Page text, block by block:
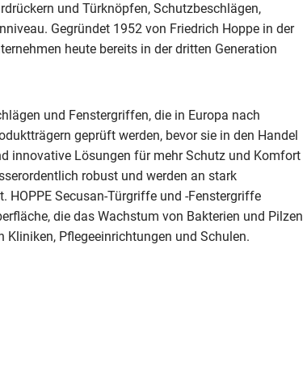
und Türknöpfen, Schutzbeschlägen,
Gegründet 1952 von Friedrich Hoppe in der
heute bereits in der dritten Generation
und Fenstergriffen, die in Europa nach
geprüft werden, bevor sie in den Handel
innovative Lösungen für mehr Schutz und Komfort
robust und werden an stark
HOPPE Secusan-Türgriffe und -Fenstergriffe
die das Wachstum von Bakterien und Pilzen
Pflegeeinrichtungen und Schulen.